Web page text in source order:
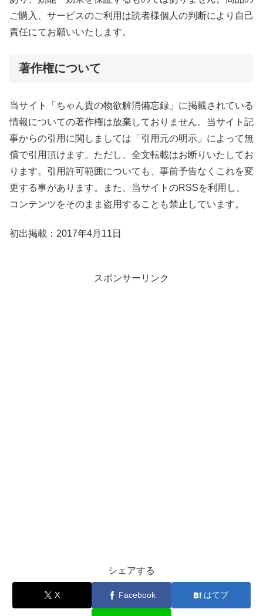
ご購入、サービスのご利用は読者様個人の判断により自己
責任にてお願いいたします。
著作権について
当サイト「ちゃん貴の物欲解消備忘録」に掲載されている
情報についての著作権は放棄しておりません。当サイト記
事からの引用に関しましては「引用元の明示」によって無
償で引用頂けます。ただし、全文転載はお断りいたしてお
ります。引用許可範囲についても、事前予告なくこれを変
更する事があります。また、当サイトのRSSを利用し、
コンテンツをそのまま盗用することも禁止しています。
初出掲載：2017年4月11日
スポンサーリンク
シェアする
X Facebook はてブ